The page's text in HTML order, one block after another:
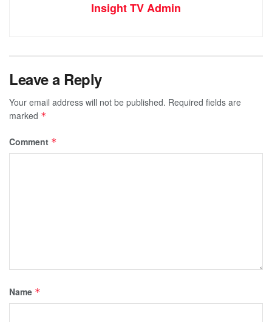
Insight TV Admin
Leave a Reply
Your email address will not be published. Required fields are
marked *
Comment *
Name *